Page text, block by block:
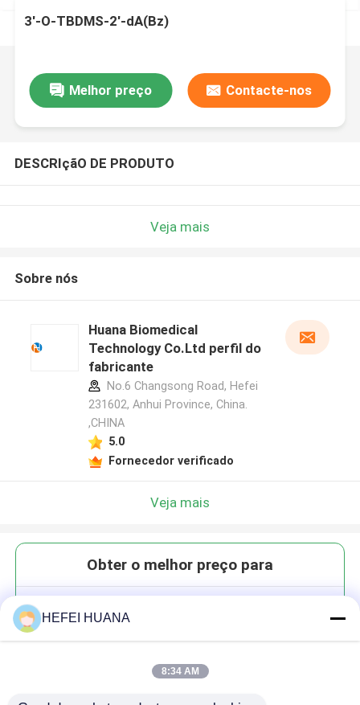
3'-O-TBDMS-2'-dA(Bz)
Melhor preço Contacte-nos
DESCRIçãO DE PRODUTO
Veja mais
Sobre nós
Huana Biomedical
Technology Co.Ltd perfil do
fabricante
No.6 Changsong Road, Hefei
231602, Anhui Province, China.
,CHINA
5.0
Fornecedor verificado
Veja mais
Obter o melhor preço para
HEFEI HUANA
8:34 AM